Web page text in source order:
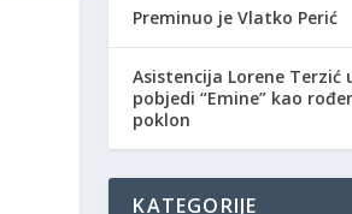
Preminuo je Vlatko Perić
Asistencija Lorene Terzić
pobjedi “Emine” kao
poklon
KATEGORIJE